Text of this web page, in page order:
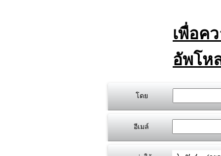
เพื่อค
อัพโห
โดย
อีเมล์